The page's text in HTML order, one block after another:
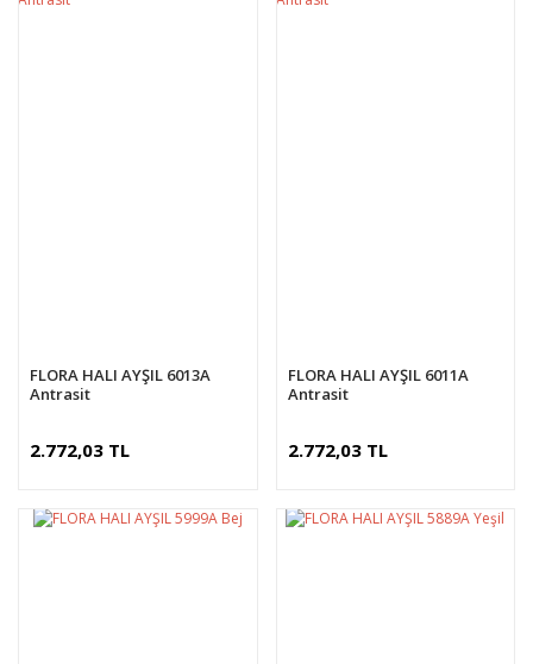
FLORA HALI AYŞIL 6013A
Antrasit
2.772,03 TL
FLORA HALI AYŞIL 6011A
Antrasit
2.772,03 TL